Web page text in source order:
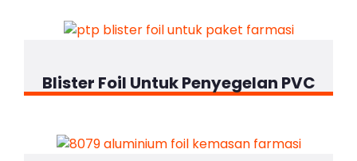
Blister Foil Untuk Penyegelan PVC